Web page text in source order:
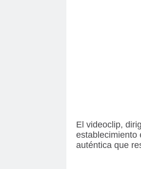
El videoclip,
establecimiento
auténtica que